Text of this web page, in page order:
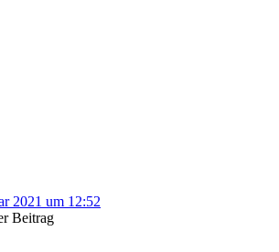
2021 um 12:52
Beitrag